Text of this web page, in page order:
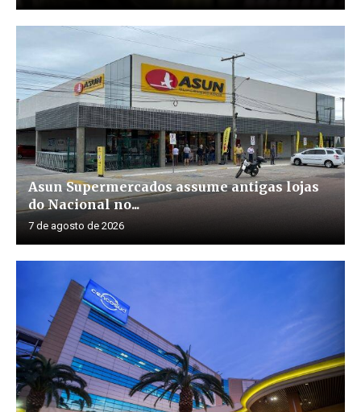
Asun Supermercados assume antigas lojas
do Nacional no...
7 de agosto de 2026